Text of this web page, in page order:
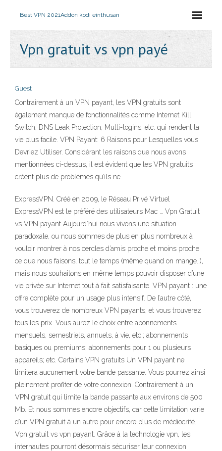
Best VPN 2021Addon kodi einthusan
Vpn gratuit vs vpn payé
Guest
Contrairement à un VPN payant, les VPN gratuits sont
également manque de fonctionnalités comme Internet Kill
Switch, DNS Leak Protection, Multi-logins, etc. qui rendent la
vie plus facile. VPN Payant: 6 Raisons pour Lesquelles vous
Devriez Utiliser. Considérant les raisons que nous avons
mentionnées ci-dessus, il est évident que les VPN gratuits
créent plus de problèmes qu’ils ne
ExpressVPN. Créé en 2009, le Réseau Privé Virtuel
ExpressVPN est le préféré des utilisateurs Mac … Vpn Gratuit
vs VPN payant Aujourd’hui nous vivons une situation
paradoxale, ou nous sommes de plus en plus nombreux à
vouloir montrer à nos cercles d’amis proche et moins proche
ce que nous faisons, tout le temps (même quand on mange..),
mais nous souhaitons en même temps pouvoir disposer d’une
vie privée sur Internet tout à fait satisfaisante. VPN payant : une
offre complète pour un usage plus intensif. De l’autre côté,
vous trouverez de nombreux VPN payants, et vous trouverez
tous les prix. Vous aurez le choix entre abonnements
mensuels, semestriels, annuels, à vie, etc.; abonnements
basiques ou premiums; abonnements pour 1 ou plusieurs
appareils; etc. Certains VPN gratuits Un VPN payant ne
limitera aucunement votre bande passante. Vous pourrez ainsi
pleinement profiter de votre connexion. Contrairement à un
VPN gratuit qui limite la bande passante aux environs de 500
Mb. Et nous sommes encore objectifs, car cette limitation varie
d’un VPN gratuit à un autre pour encore plus de médiocrité.
Vpn gratuit vs vpn payant. Grâce à la technologie vpn, les
internautes pourront désormais sécuriser leur connexion